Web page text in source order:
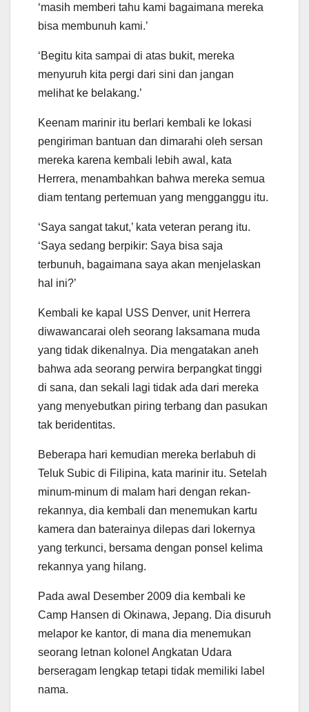
‘masih memberi tahu kami bagaimana mereka
bisa membunuh kami.’
‘Begitu kita sampai di atas bukit, mereka
menyuruh kita pergi dari sini dan jangan
melihat ke belakang.’
Keenam marinir itu berlari kembali ke lokasi
pengiriman bantuan dan dimarahi oleh sersan
mereka karena kembali lebih awal, kata
Herrera, menambahkan bahwa mereka semua
diam tentang pertemuan yang mengganggu itu.
‘Saya sangat takut,’ kata veteran perang itu.
‘Saya sedang berpikir: Saya bisa saja
terbunuh, bagaimana saya akan menjelaskan
hal ini?’
Kembali ke kapal USS Denver, unit Herrera
diwawancarai oleh seorang laksamana muda
yang tidak dikenalnya. Dia mengatakan aneh
bahwa ada seorang perwira berpangkat tinggi
di sana, dan sekali lagi tidak ada dari mereka
yang menyebutkan piring terbang dan pasukan
tak beridentitas.
Beberapa hari kemudian mereka berlabuh di
Teluk Subic di Filipina, kata marinir itu. Setelah
minum-minum di malam hari dengan rekan-
rekannya, dia kembali dan menemukan kartu
kamera dan baterainya dilepas dari lokernya
yang terkunci, bersama dengan ponsel kelima
rekannya yang hilang.
Pada awal Desember 2009 dia kembali ke
Camp Hansen di Okinawa, Jepang. Dia disuruh
melapor ke kantor, di mana dia menemukan
seorang letnan kolonel Angkatan Udara
berseragam lengkap tetapi tidak memiliki label
nama.